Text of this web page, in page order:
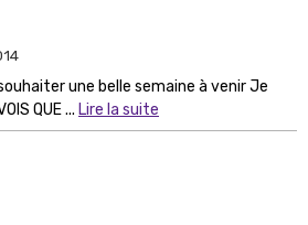
une belle semaine à venir Je
QUE ... Lire la suite